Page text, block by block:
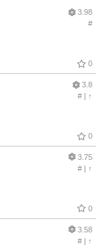
3.98
#
0
3.8
#| ↑
0
3.75
#| ↑
0
3.58
#| ↑